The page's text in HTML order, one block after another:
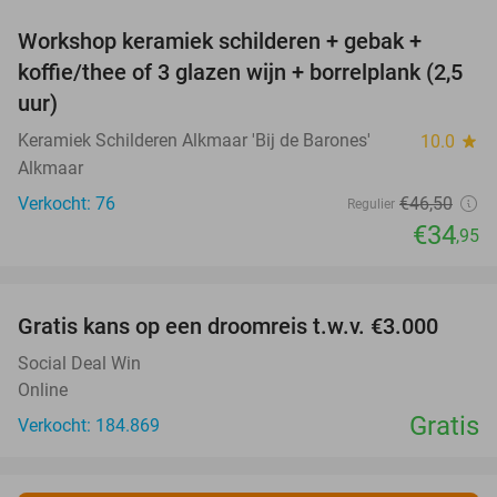
Workshop keramiek schilderen + gebak +
koffie/thee of 3 glazen wijn + borrelplank (2,5
uur)
Keramiek Schilderen Alkmaar 'Bij de Barones' 10.0 star
Alkmaar
Verkocht: 76
Regulier €46,50
€34,95
Gratis kans op een droomreis t.w.v. €3.000
Social Deal Win
Online
Verkocht: 184.869
Gratis